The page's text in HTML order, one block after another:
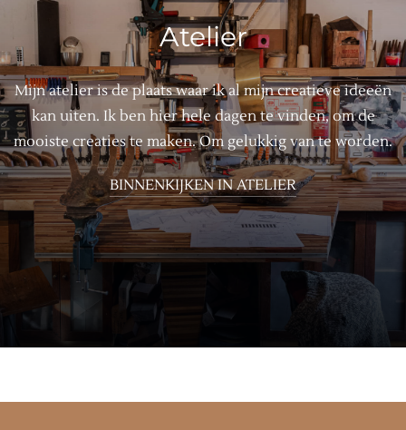
Atelier
Mijn atelier is de plaats waar ik al mijn creatieve ideeën
kan uiten. Ik ben hier hele dagen te vinden, om de
mooiste creaties te maken. Om gelukkig van te worden.
BINNENKIJKEN IN ATELIER